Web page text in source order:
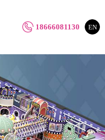
18666081130 EN